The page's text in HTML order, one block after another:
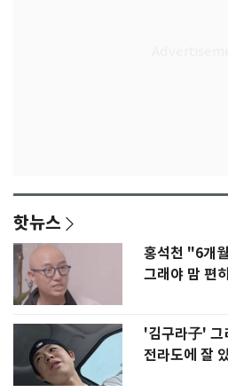
핫뉴스
홍석천 "6개
그래야 맘 편
'김구라子' 그
전라도에 잘